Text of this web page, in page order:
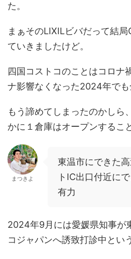
た。
まぁそのLIXILビバだって結局
ていきましたけど。
四国コストコのことはコロナ
ナ影響なくなった2024年でも
もう諦めてしまったのかしら
かに１倉庫はオープンすること
まつきよ
東温市にできた
トIC出口付近に
有力
2024年9月には愛媛県知事が
コジャパンへ誘致打診中とい